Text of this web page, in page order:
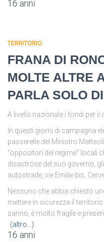
16 anni
TERRITORIO
FRANA DI
MOLTE ALTRE
PARLA SOLO
A livello nazionale i fondi per
In questi giorni di campagna
passerelle del Ministro
“oppositori del regime” locali
disastrose del suo governo,
autostrade, vie Emilie bis,
Nessuno che abbia chiesto
mettere in sicurezza il
sanno, è molto fragile e
(altro…)
16 anni